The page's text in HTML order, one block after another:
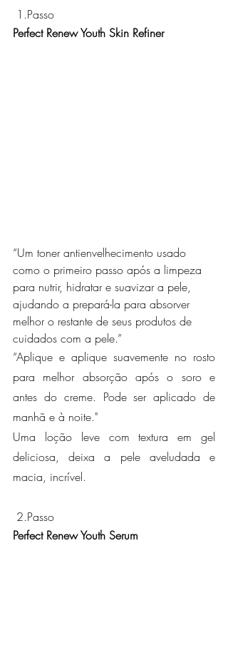
1.Passo
Perfect Renew Youth Skin Refiner
“Um toner antienvelhecimento usado
como o primeiro passo após a limpeza
para nutrir, hidratar e suavizar a pele,
ajudando a prepará-la para absorver
melhor o restante de seus produtos de
cuidados com a pele.”
“Aplique e aplique suavemente no rosto
para melhor absorção após o soro e
antes do creme. Pode ser aplicado de
manhã e à noite."
Uma loção leve com textura em gel
deliciosa, deixa a pele aveludada e
macia, incrível.
2.Passo
Perfect Renew Youth Serum